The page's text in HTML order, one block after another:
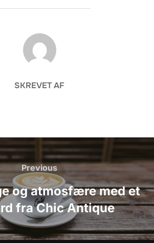
FORFATTER
SKREVET AF
Previous
Previous
og atmosfære med et
fra Chic Antique